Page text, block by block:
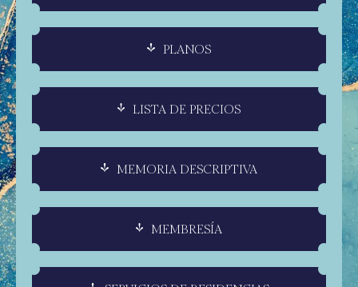
PLANOS
LISTA DE PRECIOS
MEMORIA DESCRIPTIVA
MEMBRESÍA